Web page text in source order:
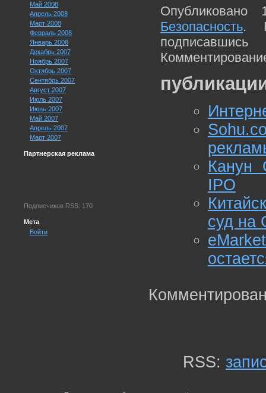
Май 2008
Апрель 2008
Март 2008
Февраль 2008
Январь 2008
Декабрь 2007
Ноябрь 2007
Октябрь 2007
Сентябрь 2007
Август 2007
Июль 2007
Июнь 2007
Май 2007
Апрель 2007
Март 2007
Партнерская реклама
Подписчиков RSS: 170
Мета
Войти
Безопасность.
Канун
IPO
суд на
RSS: